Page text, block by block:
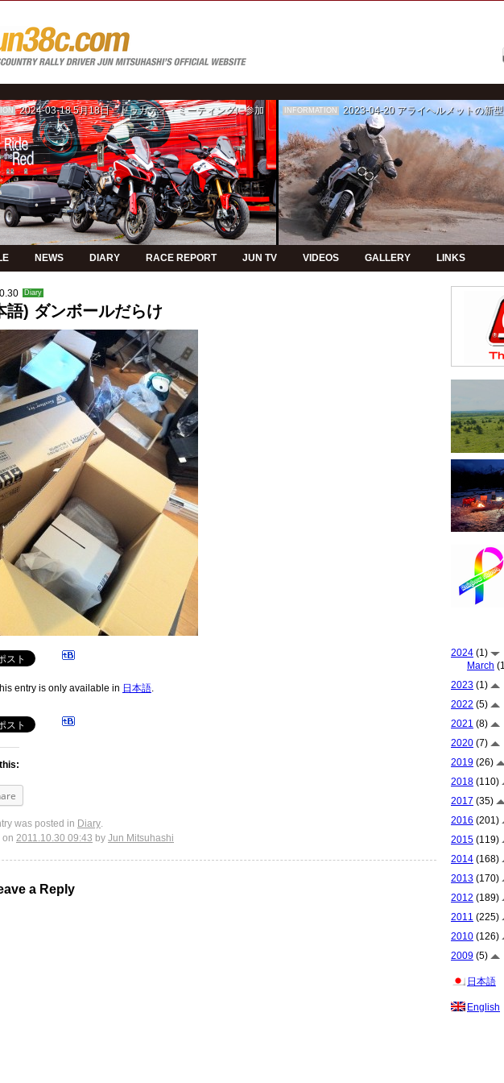
2024-03-18 5月18日 ドゥカティ・ミーティングに参加 INFORMATION 2023-04-20 アライヘルメットの新型モデルPVの制
NEWS DIARY RACE REPORT JUN TV VIDEOS GALLERY LINKS
Diary
語) ダンボールだらけ
entry is only available in 日本語.
was posted in Diary.
on 2011.10.30 09:43 by Jun Mitsuhashi
a Reply
2024 (1)
March
2023 (1)
2022 (5)
2021 (8)
2020 (7)
2019 (26)
2018 (110)
2017 (35)
2016 (201)
2015 (119)
2014 (168)
2013 (170)
2012 (189)
2011 (225)
2010 (126)
2009 (5)
日本語
English